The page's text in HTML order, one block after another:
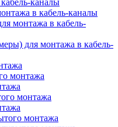
каналы
в кабель-каналы
монтажа в кабель-
для монтажа в кабель-
монтажа
монтажа
монтажа